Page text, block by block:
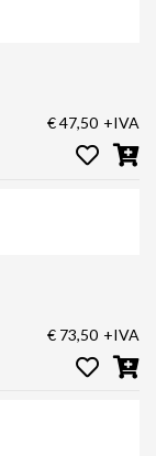
€ 47,50 +IVA
€ 73,50 +IVA